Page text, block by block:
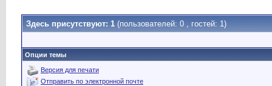
Здесь присутствуют: 1 (пользователей: 0 , гостей: 1)
Опции темы
Версия для печати
Отправить по электронной почте